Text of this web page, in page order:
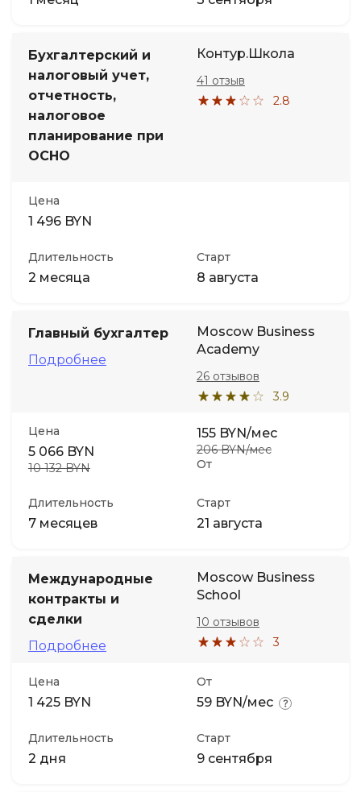
Бухгалтерский и
налоговый учет,
отчетность,
налоговое
планирование при
ОСНО
Контур.Школа
2.8
41 отзыв
Цена
1 496 BYN
Длительность
2 месяца
Старт
8 августа
Главный бухгалтер
Подробнее
Moscow Business
Academy
3.9
26 отзывов
Цена
5 066 BYN
10 132 BYN От
155 BYN/мес
206 BYN/мес
Длительность
7 месяцев
Старт
21 августа
Международные
контракты и
сделки
Подробнее
Moscow Business
School
3
10 отзывов
Цена
1 425 BYN
От
59 BYN/мес
Длительность
2 дня
Старт
9 сентября